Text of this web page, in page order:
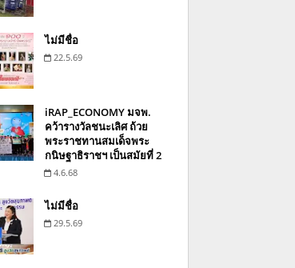
ไม่มีชื่อ
22.5.69
iRAP_ECONOMY มจพ.
คว้ารางวัลชนะเลิศ ถ้วย
พระราชทานสมเด็จพระ
กนิษฐาธิราชฯ เป็นสมัยที่ 2
4.6.68
ไม่มีชื่อ
29.5.69